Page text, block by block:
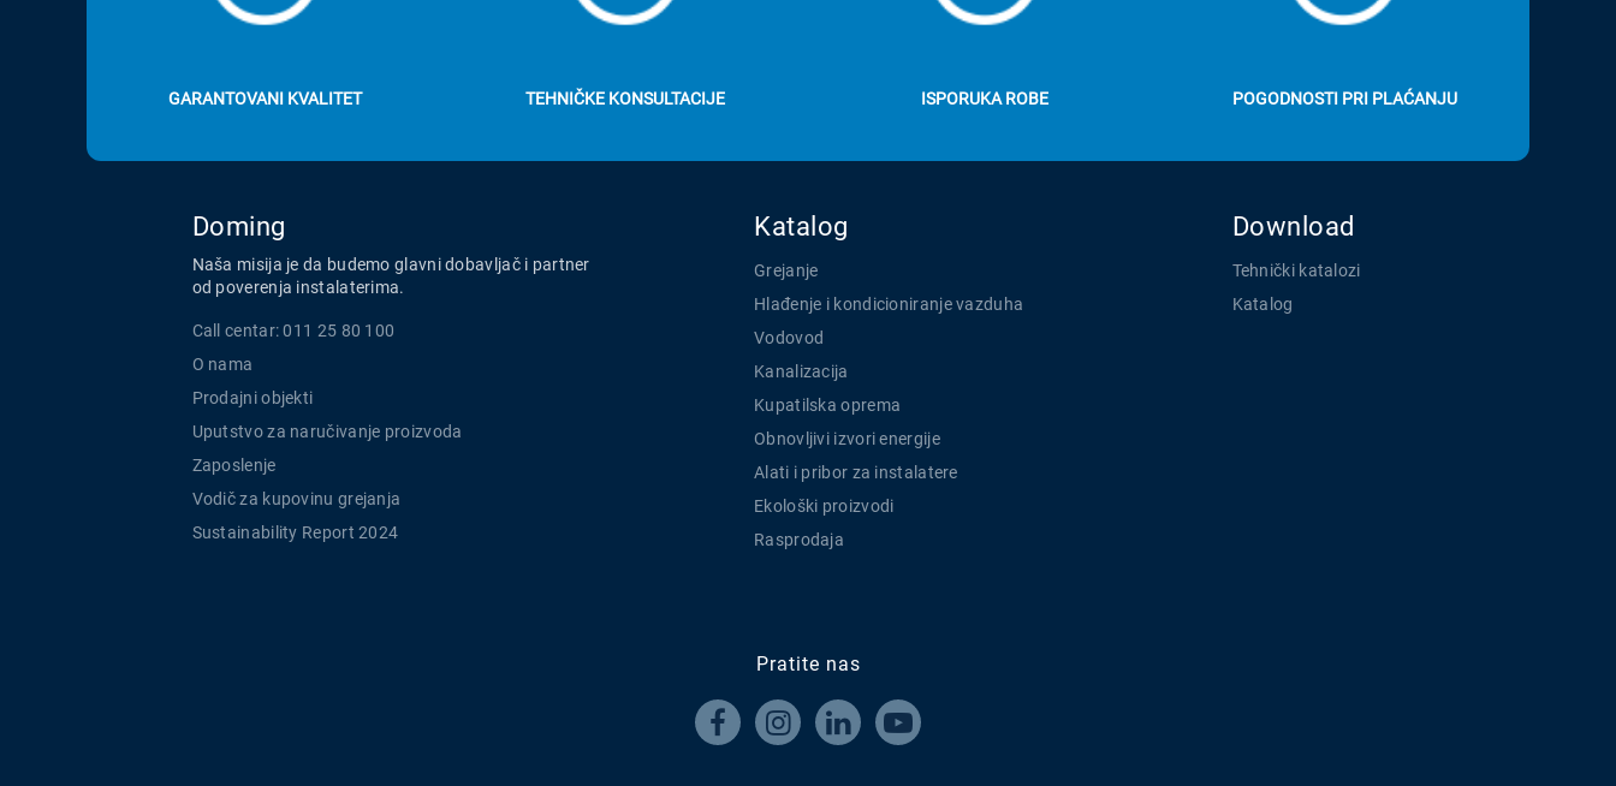
GARANTOVANI KVALITET TEHNIČKE KONSULTACIJE ISPORUKA ROBE POGODNOSTI PRI PLAĆANJU
Doming
Naša misija je da budemo glavni dobavljač i partner
od poverenja instalaterima.
Call centar: 011 25 80 100
O nama
Prodajni objekti
Uputstvo za naručivanje proizvoda
Zaposlenje
Vodič za kupovinu grejanja
Sustainability Report 2024
Katalog
Grejanje
Hlađenje i kondicioniranje vazduha
Vodovod
Kanalizacija
Kupatilska oprema
Obnovljivi izvori energije
Alati i pribor za instalatere
Ekološki proizvodi
Rasprodaja
Download
Tehnički katalozi
Katalog
Pratite nas
   